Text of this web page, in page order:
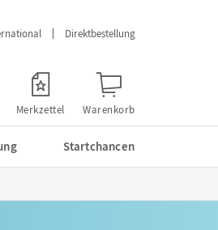
Direktbestellung
Merkzettel Warenkorb
Startchancen